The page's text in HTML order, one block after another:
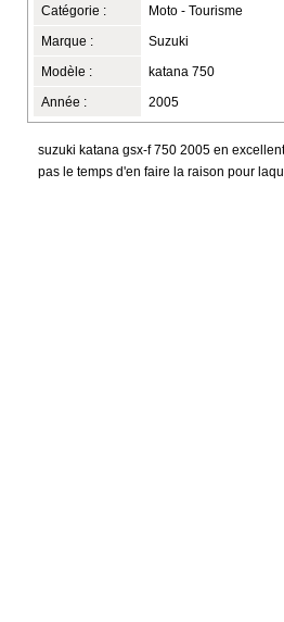
Catégorie : Moto - Tourisme
Marque : Suzuki
Modèle : katana 750
Année : 2005
suzuki katana gsx-f 750 2005 en
pas le temps d'en faire la raison pour